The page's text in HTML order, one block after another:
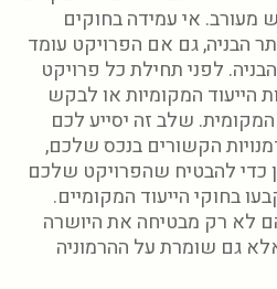
מעורב. אי עמידה בחוקים
הבניה, גם אם הפרויקט עומד
לפני תחילת כל פרויקט
הייעוד המקומיות או לבקש
המקומית. שלב זה יסייע לכם
הקשורים בנכס שלכם,
כדי להבטיח שהפרויקט שלכם
בחוקי הייעוד המקומיים.
לא רק מבטיחה את היושרה
גם שומרת על ההרמוניה